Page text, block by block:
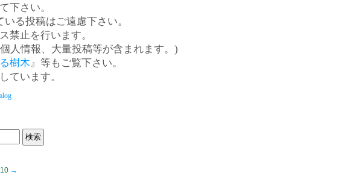
下さい。
る投稿はご遠慮下さい。
禁止を行います。
人情報、大量投稿等が含まれます。)
樹木』等もご覧下さい。
ています。
→